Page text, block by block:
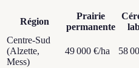
Région
Prairie
permanente
Centre-Sud
(Alzette,
Mess)
49 000 €/ha 58